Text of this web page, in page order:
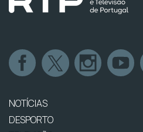
NOTÍCIAS
DESPORTO